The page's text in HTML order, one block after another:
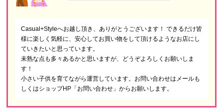
Casual+Styleへお越し頂き、ありがとうございます！ できるだけ皆
様に楽しく気軽に、安心してお買い物をして頂けるようなお店にし
ていきたいと思っています。
未熟な点も多々あるかと思いますが、どうぞよろしくお願いしま
す！
小さい子供を育てながら運営しています。お問い合わせはメールも
しくはショップHP「お問い合わせ」からお願いします。